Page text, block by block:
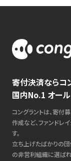
寄付決済ならコ
国内No.1 オー
コングラントは、寄付
作成など、ファンドレ
す。
立ち上げたばかりの
の非営利組織に選ばれ